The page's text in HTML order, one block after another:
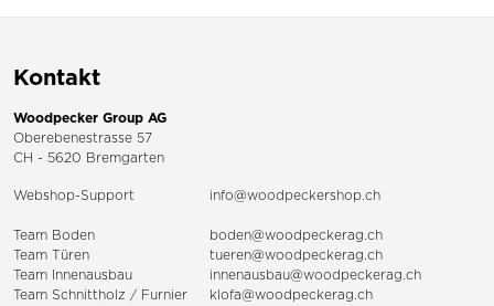
Kontakt
Woodpecker Group AG
Oberebenestrasse 57
CH - 5620 Bremgarten
Webshop-Support info@woodpeckershop.ch
Team Boden
boden@woodpeckerag.ch
Team Türen
tueren@woodpeckerag.ch
Team Innenausbau
innenausbau@woodpeckerag.ch
Team Schnittholz / Furnier
klofa@woodpeckerag.ch